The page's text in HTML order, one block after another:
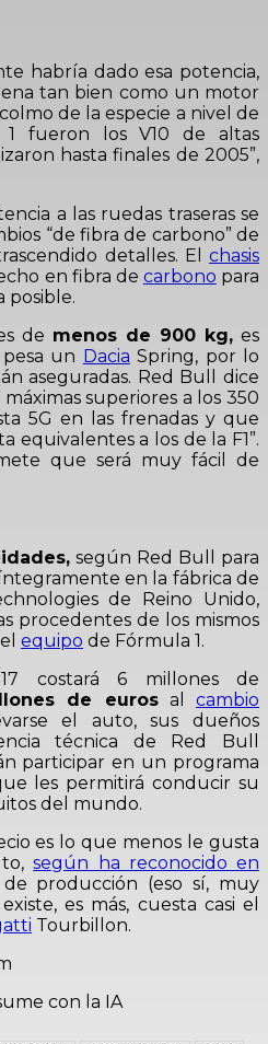
habría dado esa potencia,
tan bien como un motor
de la especie a nivel de
fueron los V10 de altas
hasta finales de 2005”,
a las ruedas traseras se
“de fibra de carbono” de
detalles. El chasis
en fibra de carbono para
posible.
de menos de 900 kg, es
un Dacia Spring, por lo
aseguradas. Red Bull dice
superiores a los 350
5G en las frenadas y que
equivalentes a los de la F1”.
que será muy fácil de
según Red Bull para
en la fábrica de
de Reino Unido,
procedentes de los mismos
equipo de Fórmula 1.
costará 6 millones de
de eurosal cambio
el auto, sus dueños
técnica de Red Bull
participar en un programa
les permitirá conducir su
del mundo.
es lo que menos le gusta
según ha reconocido en
producción (eso sí, muy
es más, cuesta casi el
Tourbillon.
con la IA